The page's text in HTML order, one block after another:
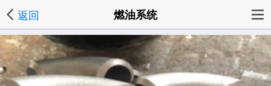
返回 燃油系统